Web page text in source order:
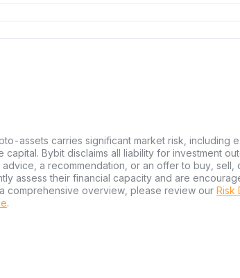
assets carries significant market risk, including
Bybit disclaims all liability for investment
a recommendation, or an offer to buy, sell,
assess their financial capacity and are
comprehensive overview, please review our Risk
.